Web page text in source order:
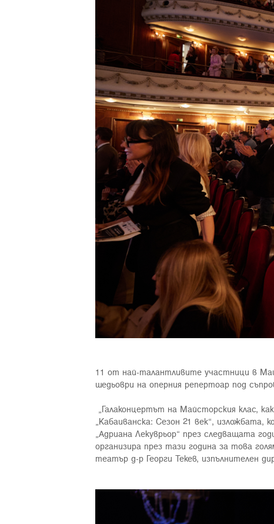
11 от най-талантливите участници в
шедьоври на оперния репертоар под
„Галаконцертът на Майсторския клас,
„Кабаиванска: Сезон 21 век“,
„Адриана Лекуврьор“ през следващата
организира през тази година за това
театър д-р Георги Текев, изпълнителен